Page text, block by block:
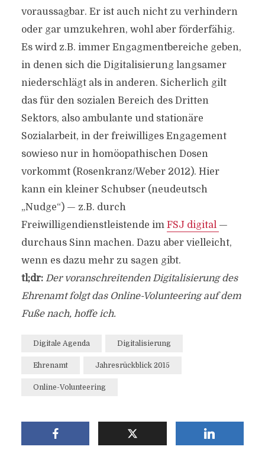
voraussagbar. Er ist auch nicht zu verhindern
oder gar umzukehren, wohl aber förderfähig.
Es wird z.B. immer Engagmentbereiche geben,
in denen sich die Digitalisierung langsamer
niederschlägt als in anderen. Sicherlich gilt
das für den sozialen Bereich des Dritten
Sektors, also ambulante und stationäre
Sozialarbeit, in der freiwilliges Engagement
sowieso nur in homöopathischen Dosen
vorkommt (Rosenkranz/Weber 2012). Hier
kann ein kleiner Schubser (neudeutsch
„Nudge“) — z.B. durch
Freiwilligendienstleistende im FSJ digital —
durchaus Sinn machen. Dazu aber vielleicht,
wenn es dazu mehr zu sagen gibt.
tl;dr: Der voranschreitenden Digitalisierung des
Ehrenamt folgt das Online-Volunteering auf dem
Fuße nach, hoffe ich.
Digitale Agenda Digitalisierung
Ehrenamt Jahresrückblick 2015
Online-Volunteering